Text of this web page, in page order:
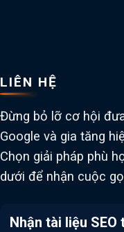
LIÊN HỆ
Đừng bỏ lỡ cơ hội
Google và gia tăng
Chọn giải pháp phù
dưới để nhận cuộc
Nhận tài liệu SEO